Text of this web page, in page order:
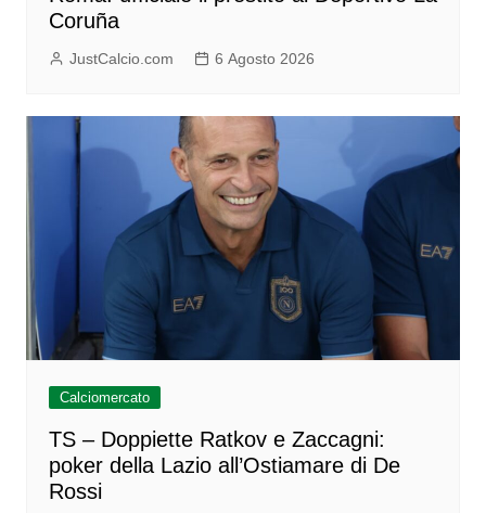
Coruña
JustCalcio.com 6 Agosto 2026
Calciomercato
TS – Doppiette Ratkov e Zaccagni:
poker della Lazio all’Ostiamare di De
Rossi